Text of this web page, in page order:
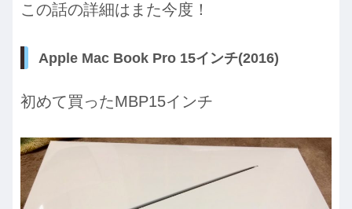
この話の詳細はまた今度！
Apple Mac Book Pro 15インチ(2016)
初めて買ったMBP15インチ